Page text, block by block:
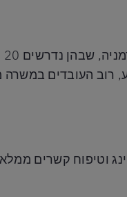
וטיפוח קשרים